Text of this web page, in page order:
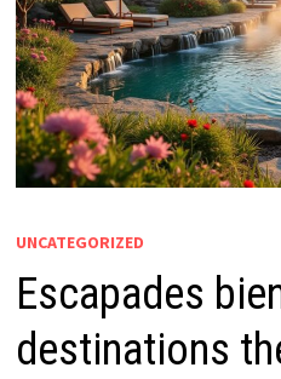
UNCATEGORIZED
Escapades
destinations